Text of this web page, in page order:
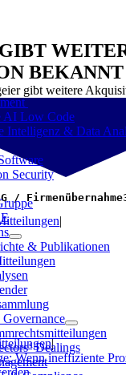
AI Low Code
Intelligenz & Data
Security
& Publikationen
Dealings
BEKANNT
gibt weitere
/ Firmenübernahme
|
|
Wenn ineffiziente